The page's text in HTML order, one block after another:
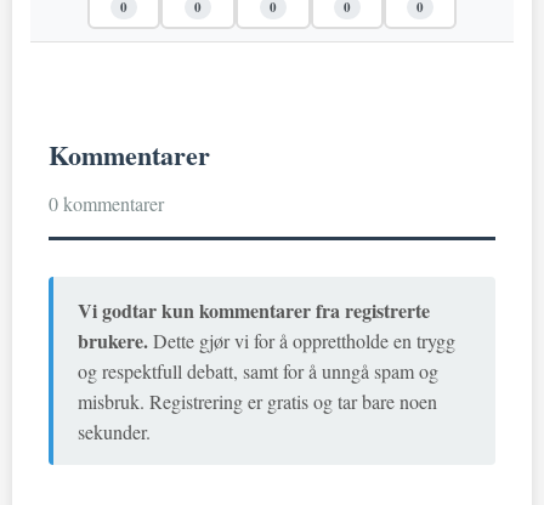
0 0 0 0 0
Kommentarer
0 kommentarer
Vi godtar kun kommentarer fra registrerte
brukere.Dette gjør vi for å opprettholde en trygg
og respektfull debatt, samt for å unngå spam og
misbruk. Registrering er gratis og tar bare noen
sekunder.